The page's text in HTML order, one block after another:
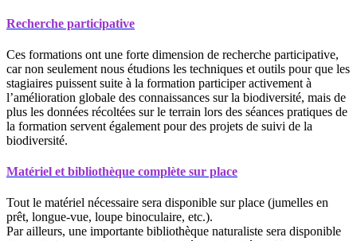
Recherche participative
Ces formations ont une forte dimension de recherche participative,
car non seulement nous étudions les techniques et outils pour que les
stagiaires puissent suite à la formation participer activement à
l’amélioration globale des connaissances sur la biodiversité, mais de
plus les données récoltées sur le terrain lors des séances pratiques de
la formation servent également pour des projets de suivi de la
biodiversité.
Matériel et bibliothèque complète sur place
Tout le matériel nécessaire sera disponible sur place (jumelles en
prêt, longue-vue, loupe binoculaire, etc.).
Par ailleurs, une importante bibliothèque naturaliste sera disponible